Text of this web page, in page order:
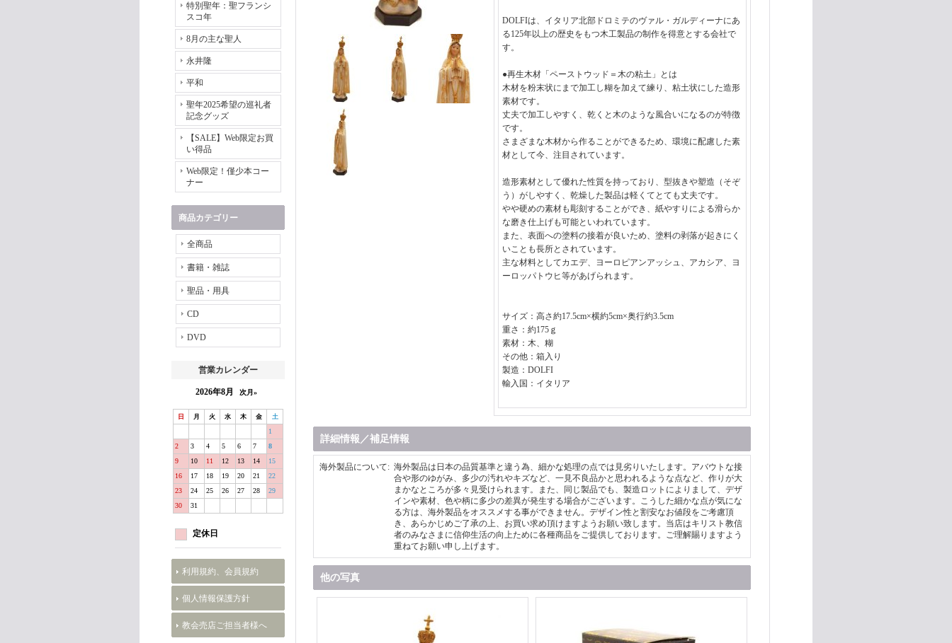
特別聖年：聖フランシ
スコ年
8月の主な聖人
永井隆
平和
聖年2025希望の巡礼者
記念グッズ
【SALE】Web限定お買
い得品
Web限定！僅少本コー
ナー
商品カテゴリー
全商品
書籍・雑誌
聖品・用具
CD
DVD
営業カレンダー
2026年8月 次月»
日 月 火 水 木 金 土
1
2
3 4 5 6 7
8
9
10 11 12 13 14
15
16
17 18 19 20 21
22
23
24 25 26 27 28
29
30
31
定休日
利用規約、会員規約
個人情報保護方針
教会売店ご担当者様へ
DOLFIは、イタリア北部ドロミテのヴァル・ガルディーナにあ
る125年以上の歴史をもつ木工製品の制作を得意とする会社で
す。
●再生木材「ペーストウッド＝木の粘土」とは
木材を粉末状にまで加工し糊を加えて練り、粘土状にした造形
素材です。
丈夫で加工しやすく、乾くと木のような風合いになるのが特徴
です。
さまざまな木材から作ることができるため、環境に配慮した素
材として今、注目されています。
造形素材として優れた性質を持っており、型抜きや塑造（そぞ
う）がしやすく、乾燥した製品は軽くてとても丈夫です。
やや硬めの素材も彫刻することができ、紙やすりによる滑らか
な磨き仕上げも可能といわれています。
また、表面への塗料の接着が良いため、塗料の剥落が起きにく
いことも長所とされています。
主な材料としてカエデ、ヨーロピアンアッシュ、アカシア、ヨ
ーロッパトウヒ等があげられます。
サイズ：高さ約17.5cm×横約5cm×奥行約3.5cm
重さ：約175ｇ
素材：木、糊
その他：箱入り
製造：DOLFI
輸入国：イタリア
詳細情報／補足情報
海外製品について: 海外製品は日本の品質基準と違う為、細かな処理の点では見劣りいたします。アバウトな接
合や形のゆがみ、多少の汚れやキズなど、一見不良品かと思われるような点など、作りが大
まかなところが多々見受けられます。また、同じ製品でも、製造ロットによりまして、デザ
インや素材、色や柄に多少の差異が発生する場合がございます。こうした細かな点が気にな
る方は、海外製品をオススメする事ができません。デザイン性と割安なお値段をご考慮頂
き、あらかじめご了承の上、お買い求め頂けますようお願い致します。当店はキリスト教信
者のみなさまに信仰生活の向上ために各種商品をご提供しております。ご理解賜りますよう
重ねてお願い申し上げます。
他の写真